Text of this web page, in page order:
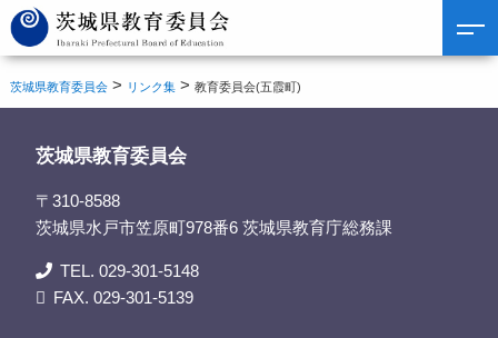
茨城県教育委員会 > リンク集 >教育委員会(五霞町)
茨城県教育委員会
〒310-8588
茨城県水戸市笠原町978番6 茨城県教育庁総務課
TEL. 029-301-5148
FAX. 029-301-5139